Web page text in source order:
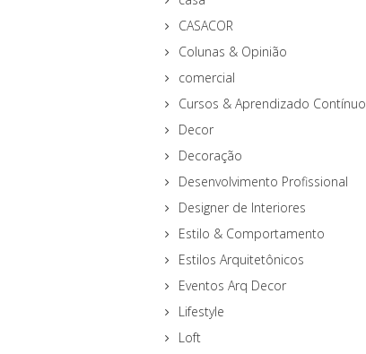
CASACOR
Colunas & Opinião
comercial
Cursos & Aprendizado Contínuo
Decor
Decoração
Desenvolvimento Profissional
Designer de Interiores
Estilo & Comportamento
Estilos Arquitetônicos
Eventos Arq Decor
Lifestyle
Loft